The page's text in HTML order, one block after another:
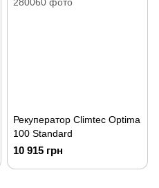
Рекуператор Climtec Optima
100 Standard
10 915 грн